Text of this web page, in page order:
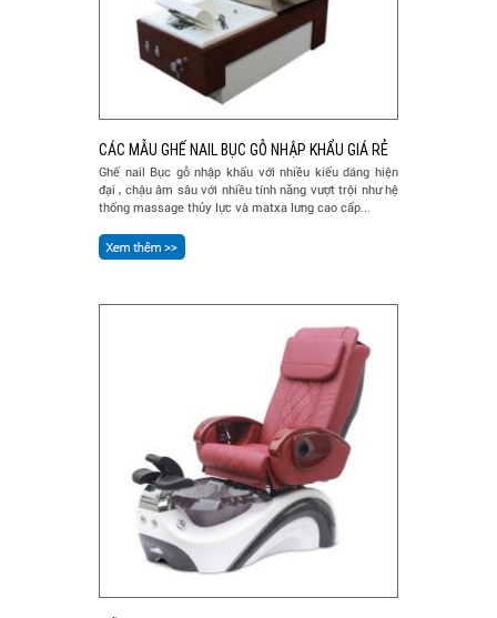
CÁC MẪU GHẾ NAIL BỤC GỖ NHẬP KHẨU GIÁ RẺ
Ghế nail Bục gỗ nhập khẩu với nhiều kiểu dáng hiện
đại , chậu âm sâu với nhiều tính năng vượt trội như hệ
thống massage thủy lực và matxa lưng cao cấp...